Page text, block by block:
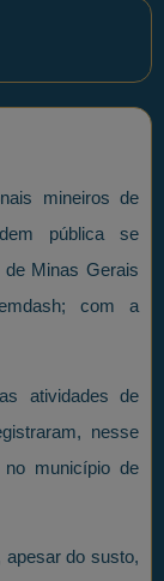
mineiros de
pública se
Minas Gerais
com a
atividades de
nesse
município de
apesar do susto,